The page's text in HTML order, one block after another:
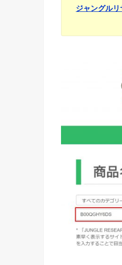
ジャングル